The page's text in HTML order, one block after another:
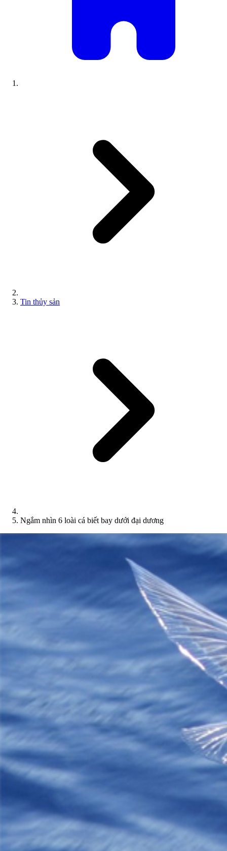
Tin thủy sản
Ngắm nhìn 6 loài cá biết bay dưới đại dương